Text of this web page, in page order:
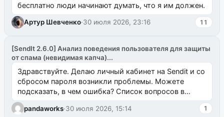
бесплатно люди начинают думать, что я им должен.
Артур Шевченко·30 июля 2026, 23:16 11
[SendIt 2.6.0] Анализ поведения пользователя для защиты
от спама (невидимая капча)...
Здравствуйте. Делаю личный кабинет на Sendit и со
сбросом пароля возникли проблемы. Можете
подсказать, в чем ошибка? Список вопросов в
одноименном разделе на modx.pro пока пуст, и,...
pandaworks·30 июля 2026, 15:14 1